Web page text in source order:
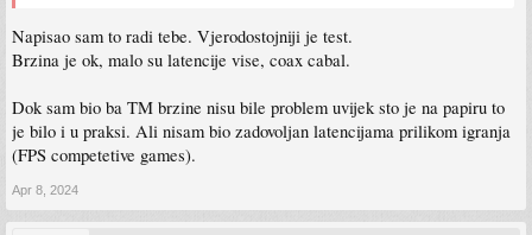
Napisao sam to radi tebe. Vjerodostojniji je test.
Brzina je ok, malo su latencije vise, coax cabal.
Dok sam bio ba TM brzine nisu bile problem uvijek sto je na papiru to
je bilo i u praksi. Ali nisam bio zadovoljan latencijama prilikom igranja
(FPS competetive games).
Apr 8, 2024